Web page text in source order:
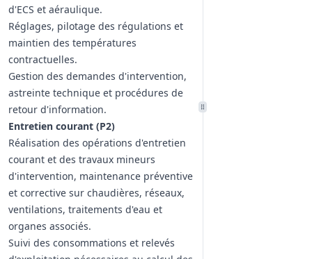
d'ECS et aéraulique.
Réglages, pilotage des régulations et
maintien des températures
contractuelles.
Gestion des demandes d'intervention,
astreinte technique et procédures de
retour d'information.
Entretien courant (P2)
Réalisation des opérations d'entretien
courant et des travaux mineurs
d'intervention, maintenance préventive
et corrective sur chaudières, réseaux,
ventilations, traitements d'eau et
organes associés.
Suivi des consommations et relevés